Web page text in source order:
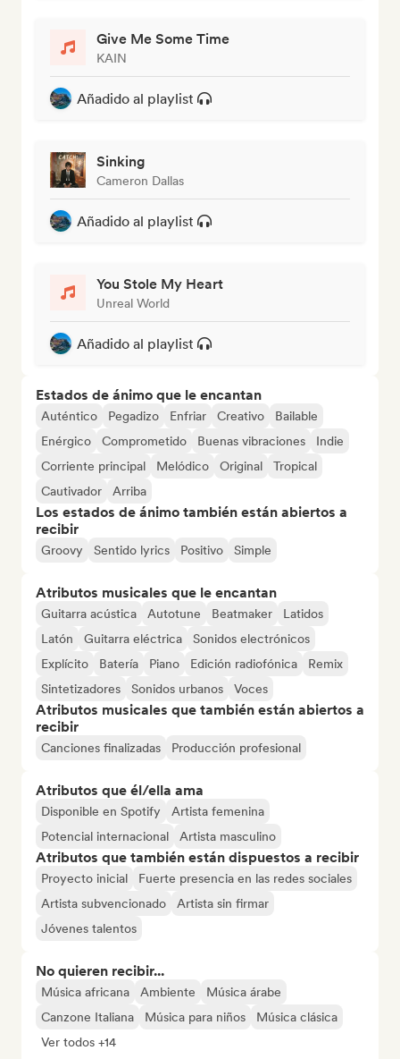
Give Me Some Time
KAIN
Añadido al playlist
Sinking
Cameron Dallas
Añadido al playlist
You Stole My Heart
Unreal World
Añadido al playlist
Estados de ánimo que le encantan
Auténtico Pegadizo Enfriar Creativo
Bailable
Enérgico
Comprometido Buenas vibraciones
Indie
Corriente principal
Melódico Original
Tropical
Cautivador
Arriba
Los estados de ánimo también están abiertos a
recibir
Groovy Sentido lyrics Positivo Simple
Atributos musicales que le encantan
Guitarra acústica Autotune Beatmaker
Latidos
Latón
Guitarra eléctrica
Sonidos electrónicos
Explícito
Batería Piano Edición radiofónica
Remix
Sintetizadores
Sonidos urbanos Voces
Atributos musicales que también están abiertos a
recibir
Canciones finalizadas Producción profesional
Atributos que él/ella ama
Disponible en Spotify
Artista femenina
Potencial internacional
Artista masculino
Atributos que también están dispuestos a recibir
Proyecto inicial
Fuerte presencia en las redes sociales
Artista subvencionado
Artista sin firmar
Jóvenes talentos
No quieren recibir...
Música africana Ambiente
Música árabe
Canzone Italiana
Música para niños
Música clásica
Ver todos +14